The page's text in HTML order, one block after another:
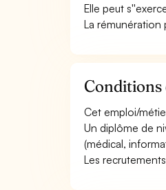
Elle peut
La rémunération
Conditions
Cet emploi/
Un diplôme de
(médical,
Les